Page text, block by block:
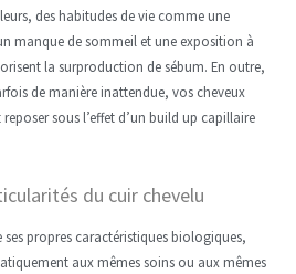
des habitudes de vie comme une
manque de sommeil et une exposition à
la surproduction de sébum. En outre,
de manière inattendue, vos cheveux
sous l’effet d’un build up capillaire
du cuir chevelu
ses propres caractéristiques biologiques,
aux mêmes soins ou aux mêmes